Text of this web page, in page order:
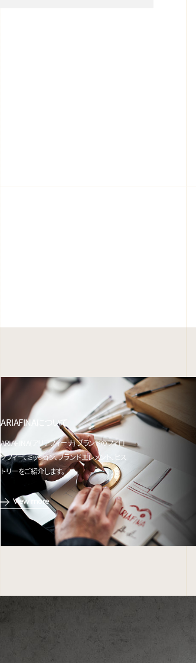
ARIAFINAについて
ARIAFINA(アリアフィーナ) ブランドのフィロ
ソフィー、ミッション、ブランドエレメント、ヒス
トリーをご紹介します。
View more